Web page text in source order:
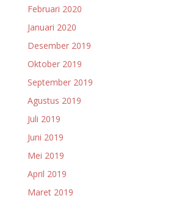
Februari 2020
Januari 2020
Desember 2019
Oktober 2019
September 2019
Agustus 2019
Juli 2019
Juni 2019
Mei 2019
April 2019
Maret 2019